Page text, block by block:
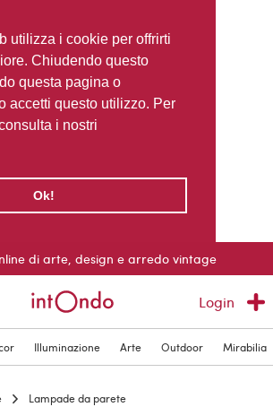
utilizza i cookie per offrirti
Chiudendo questo
questa pagina o
accetti questo utilizzo. Per
i nostri
Ok!
di arte, design e arredo vintage
Login
Illuminazione Arte Outdoor Mirabilia
Lampade da parete